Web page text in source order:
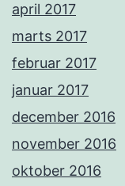
april 2017
marts 2017
februar 2017
januar 2017
december 2016
november 2016
oktober 2016